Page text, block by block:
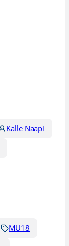
Kalle Naapi
MU18